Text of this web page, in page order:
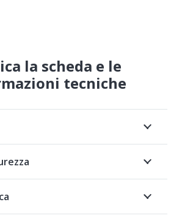
la scheda e le
tecniche